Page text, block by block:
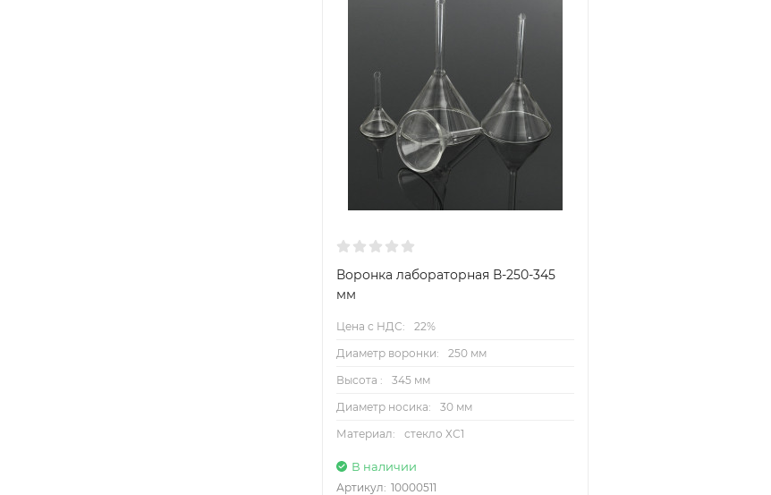
Воронка лабораторная В-250-345
мм
Цена с НДС:
22%
Диаметр воронки:
250 мм
Высота :
345 мм
Диаметр носика:
30 мм
Материал:
стекло ХС1
В наличии
Артикул: 10000511